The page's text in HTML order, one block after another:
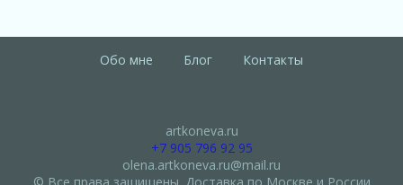
Обо мне Блог Контакты
artkoneva.ru
+7 905 796 92 95
olena.artkoneva.ru@mail.ru